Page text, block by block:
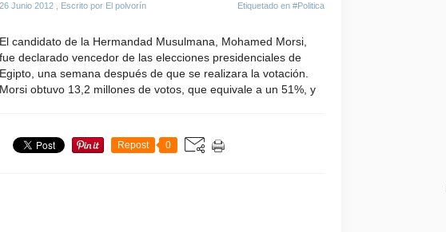
26 Junio 2012 , Escrito por El polvorín Etiquetado en #Politica
El candidato de la Hermandad Musulmana, Mohamed Morsi,
fue declarado vencedor de las elecciones presidenciales de
Egipto, una semana después de que se realizara la votación.
Morsi obtuvo 13,2 millones de votos, que equivale a un 51%, y
Repost 0